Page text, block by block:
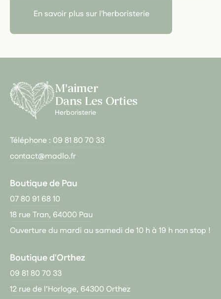
En savoir plus sur l'herboristerie
M'aimer
Dans Les Orties
Herboristerie
Téléphone : 09 81 80 70 33
contact@madlo.fr
Boutique de Pau
07 80 91 68 10
18 rue Tran, 64000 Pau
Ouverture du mardi au samedi de 10 h à 19 h non stop !
Boutique d'Orthez
09 81 80 70 33
12 rue de l’Horloge, 64300 Orthez